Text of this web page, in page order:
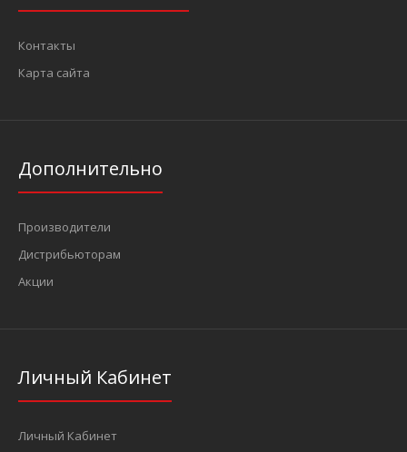
Контакты
Карта сайта
Дополнительно
Производители
Дистрибьюторам
Акции
Личный Кабинет
Личный Кабинет